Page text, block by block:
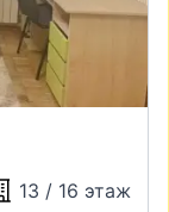
13 / 16 этаж